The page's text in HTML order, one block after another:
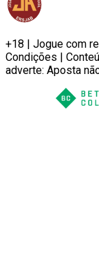
+18 | Jogue com
Condições |
adverte: Aposta